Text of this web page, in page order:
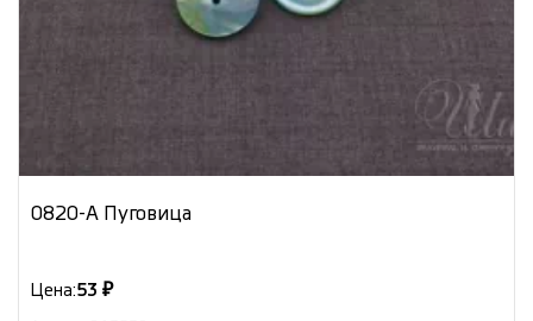
0820-А Пуговица
Цена:53 ₽